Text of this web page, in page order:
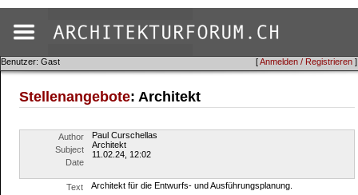
[Anmelden / Registrieren ]
Benutzer: Gast
Stellenangebote: Architekt
Author
Paul Curschellas
Subject
Architekt
Date
11.02.24, 12:02
Text
Architekt für die Entwurfs- und Ausführungsplanung.